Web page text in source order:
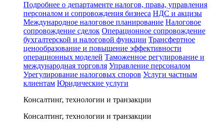
Подробнее о департаменте налогов, права, управления
персоналом и сопровождения бизнеса НДС и акцизы
Международное налоговое планирование Налоговое
сопровождение сделок Операционное сопровождение
бухгалтерской и налоговой функции Трансфертное
ценообразование и повышение эффективности
операционных моделей Таможенное регулирование и
международная торговля Управление персоналом
Урегулирование налоговых споров Услуги частным
клиентам Юридические услуги
Консалтинг, технологии и транзакции
Консалтинг, технологии и транзакции